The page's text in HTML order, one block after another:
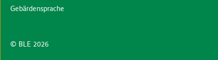
© BLE 2026
Gebärdensprache